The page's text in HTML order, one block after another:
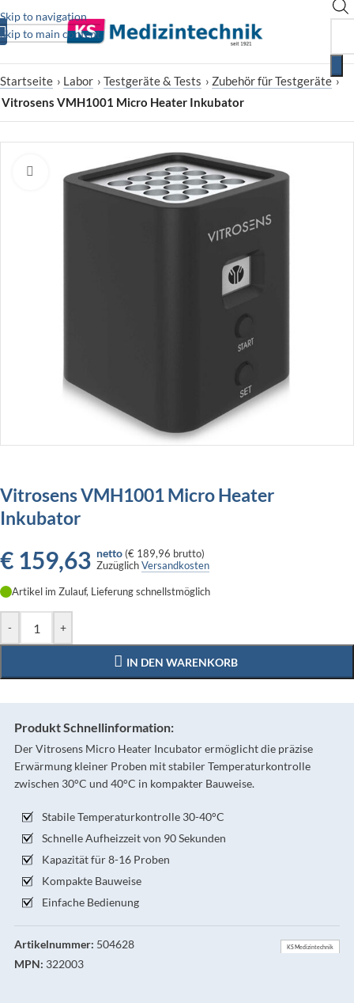
Skip to navigation
Skip to main content
Startseite › Labor › Testgeräte & Tests › Zubehör für Testgeräte ›
Vitrosens VMH1001 Micro Heater Inkubator
Zum Vergrößern klicken
Vitrosens VMH1001 Micro Heater
Inkubator
€ 159,63 netto (€ 189,96 brutto)
ZuzüglichVersandkosten
Artikel im Zulauf, Lieferung schnellstmöglich
- +
IN DEN WARENKORB
Produkt Schnellinformation:
Der Vitrosens Micro Heater Incubator ermöglicht die präzise
Erwärmung kleiner Proben mit stabiler Temperaturkontrolle
zwischen 30°C und 40°C in kompakter Bauweise.
Stabile Temperaturkontrolle 30-40°C
Schnelle Aufheizzeit von 90 Sekunden
Kapazität für 8-16 Proben
Kompakte Bauweise
Einfache Bedienung
Artikelnummer: 504628
MPN: 322003
KS Medizintechnik